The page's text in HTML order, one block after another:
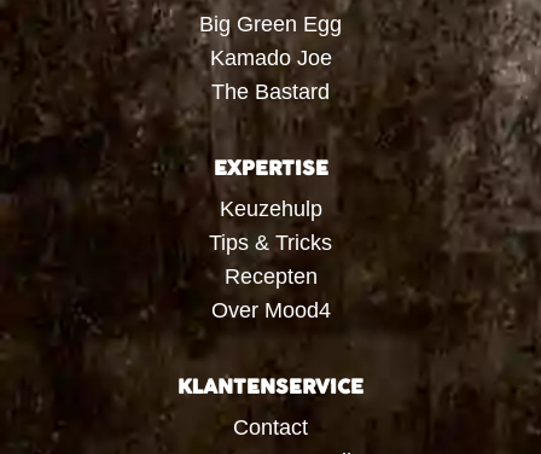
Big Green Egg
Kamado Joe
The Bastard
EXPERTISE
Keuzehulp
Tips & Tricks
Recepten
Over Mood4
KLANTENSERVICE
Contact